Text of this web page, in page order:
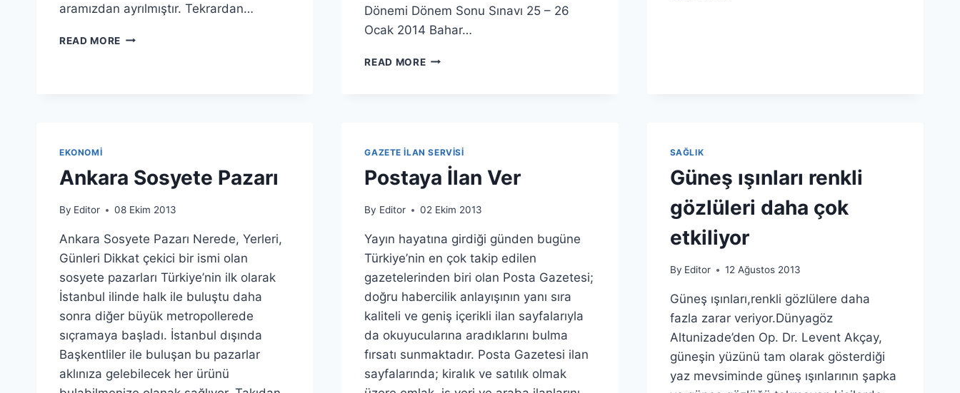
aramızdan ayrılmıştır. Tekrardan…
READ MORE NEJAT
Dönemi Dönem Sonu Sınavı 25 – 26
Ocak 2014 Bahar…
READ MORE2013
SINAV
TARIHLERI
EKONOMI
Ankara Sosyete Pazarı
By Editor 08 Ekim 2013
Ankara Sosyete Pazarı Nerede, Yerleri,
Günleri Dikkat çekici bir ismi olan
sosyete pazarları Türkiye’nin ilk olarak
İstanbul ilinde halk ile buluştu daha
sonra diğer büyük metropollerede
sıçramaya başladı. İstanbul dışında
Başkentliler ile buluşan bu pazarlar
aklınıza gelebilecek her ürünü
GAZETE İLAN SERVISI
Postaya İlan Ver
By Editor 02 Ekim 2013
Yayın hayatına girdiği günden bugüne
Türkiye’nin en çok takip edilen
gazetelerinden biri olan Posta Gazetesi;
doğru habercilik anlayışının yanı sıra
kaliteli ve geniş içerikli ilan sayfalarıyla
da okuyucularına aradıklarını bulma
fırsatı sunmaktadır. Posta Gazetesi ilan
sayfalarında; kiralık ve satılık olmak
SAĞLIK
Güneş ışınları renkli
gözlüleri daha çok
etkiliyor
By Editor 12 Ağustos 2013
Güneş ışınları,renkli gözlülere daha
fazla zarar veriyor.Dünyagöz
Altunizade’den Op. Dr. Levent Akçay,
güneşin yüzünü tam olarak gösterdiği
yaz mevsiminde güneş ışınlarının şapka